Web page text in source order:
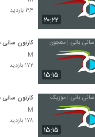
۲۰:۲۲
۱۹۴ بازدید
۱۵:۱۵
کارتون
M
۱۷۲ بازدید
۱۵:۱۵
کارتون
M
۱۷۸ بازدید